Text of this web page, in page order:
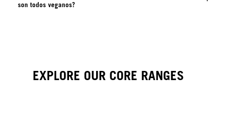
son todos veganos?
EXPLORE OUR CORE RANGES